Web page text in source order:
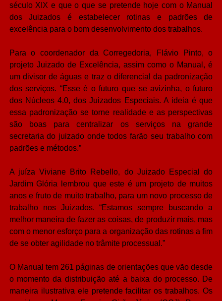
século XIX e que o que se pretende hoje com o Manual
dos Juizados é estabelecer rotinas e padrões de
excelência para o bom desenvolvimento dos trabalhos.
Para o coordenador da Corregedoria, Flávio Pinto, o
projeto Juizado de Excelência, assim como o Manual, é
um divisor de águas e traz o diferencial da padronização
dos serviços. “Esse é o futuro que se avizinha, o futuro
dos Núcleos 4.0, dos Juizados Especiais. A ideia é que
essa padronização se torne realidade e as perspectivas
são boas para centralizar os serviços na grande
secretaria do juizado onde todos farão seu trabalho com
padrões e métodos.”
A juíza Viviane Brito Rebello, do Juizado Especial do
Jardim Glória lembrou que este é um projeto de muitos
anos e fruto de muito trabalho, para um novo processo de
trabalho nos Juizados. “Estamos sempre buscando a
melhor maneira de fazer as coisas, de produzir mais, mas
com o menor esforço para a organização das rotinas a fim
de se obter agilidade no trâmite processual.”
O Manual tem 261 páginas de orientações que vão desde
o momento da distribuição até a baixa do processo. De
maneira ilustrativa ele pretende facilitar os trabalhos. Os